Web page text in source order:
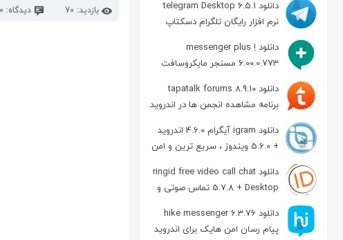
دانلود telegram Desktop 6.5.1
نرم افزار رایگان تلگرام دسکتاپ
دانلود messenger plus !
6.00.0.773 مسنجر مایکروسافت
دانلود tapatalk forums 8.9.10
برنامه مشاهده انجمن ها در اندروید
دانلود igram آیگرام 4.6.0 اندروید
+ 5.6.0 ویندوز ، سریع ترین و امن
ترین نسخه تلگرام
دانلود ringid free video call chat
5.7.8 + Desktop تماس صوتی و
تصویری در اندروید
دانلود hike messenger 6.3.76
پیام‌ رسان‌ امن هایک برای اندروید
بازدید: 70 دیدگاه: 0